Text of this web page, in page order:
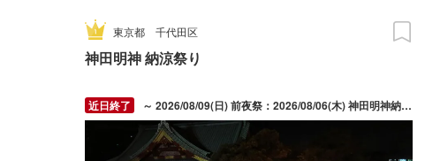
東京都 千代田区
神田明神 納涼祭り
～ 2026/08/09(日) 前夜祭：2026/08/06(木) 神田明神納涼祭り：2026/08/07(金) ～ 2026/08/09(日)